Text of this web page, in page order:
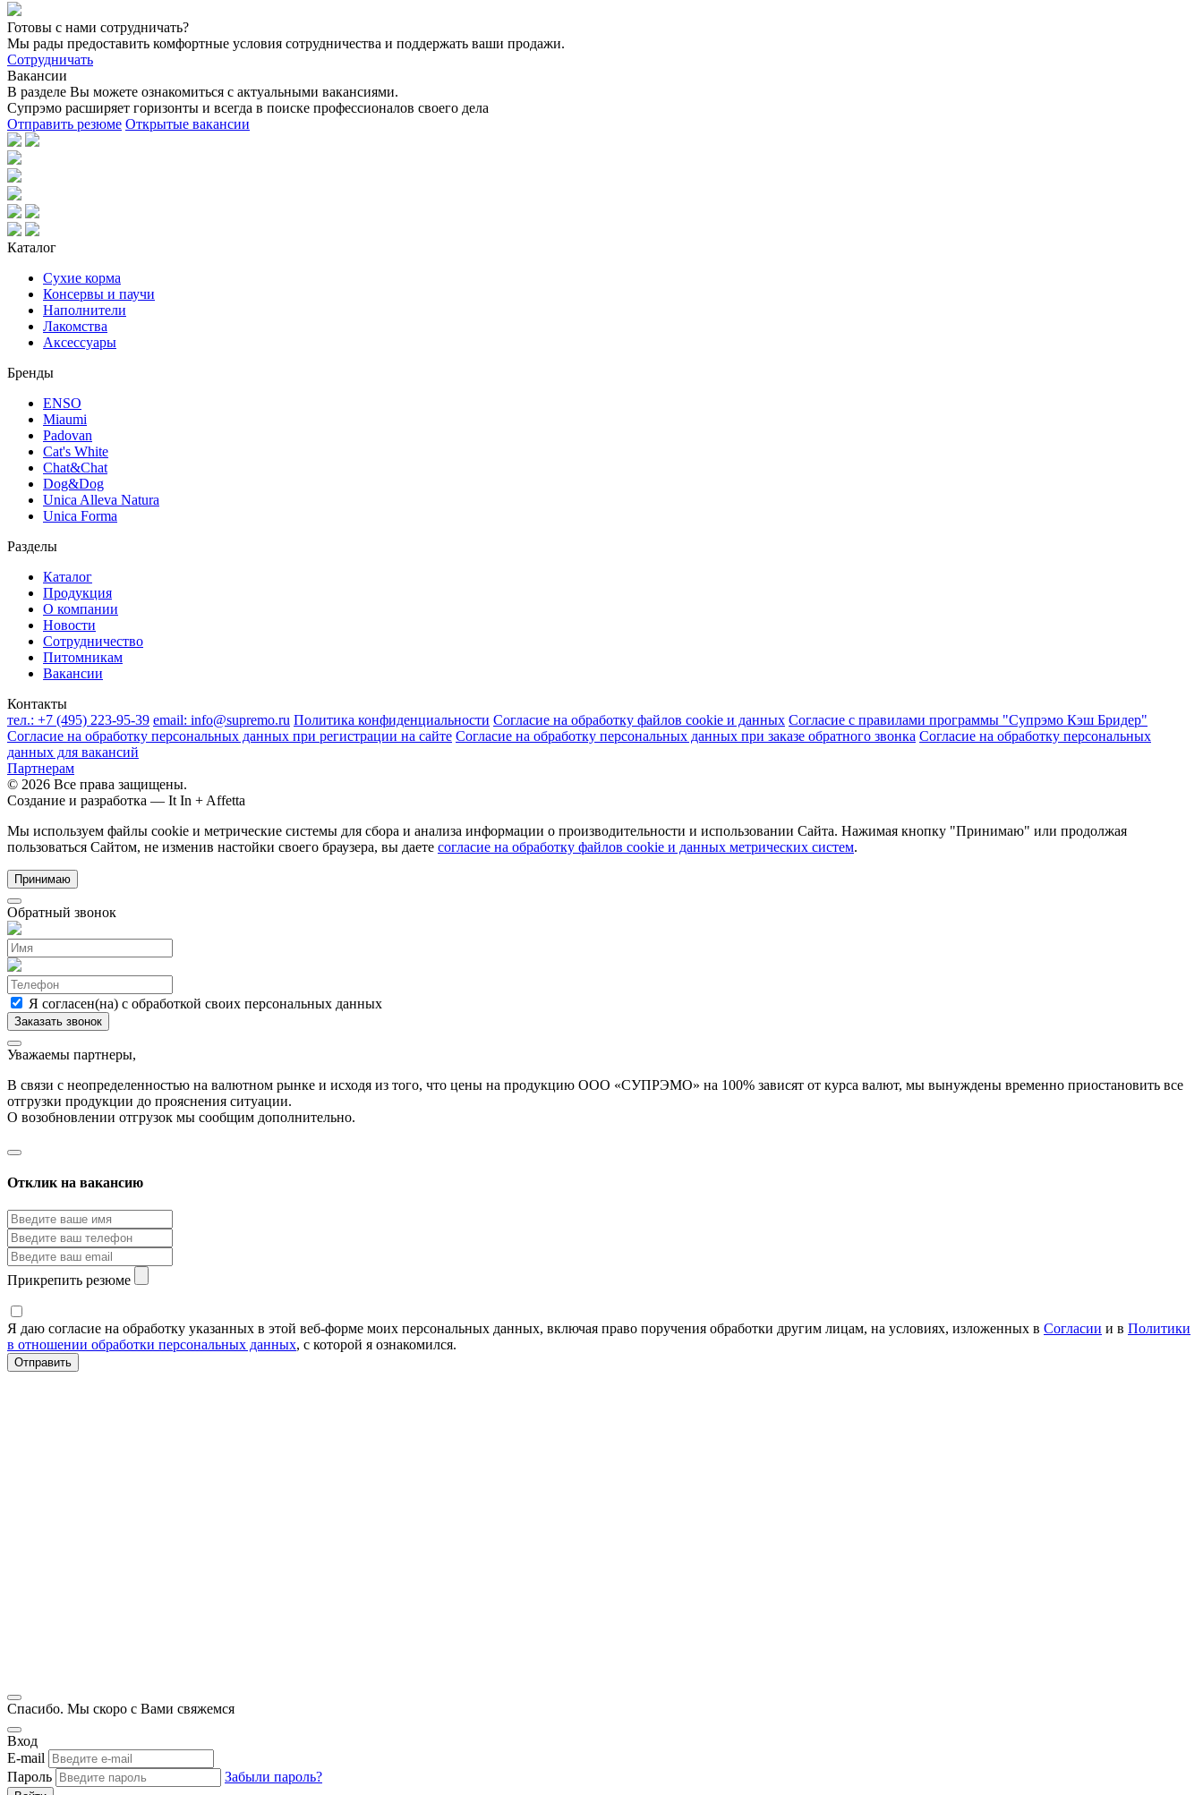
Готовы с нами сотрудничать?
Мы рады предоставить комфортные условия сотрудничества и поддержать ваши продажи.
Сотрудничать
Вакансии
В разделе Вы можете ознакомиться с актуальными вакансиями.
Супрэмо расширяет горизонты и всегда в поиске профессионалов своего дела
Отправить резюме Открытые вакансии
Каталог
Сухие корма
Консервы и паучи
Наполнители
Лакомства
Аксессуары
Бренды
ENSO
Miaumi
Padovan
Cat's White
Chat&Chat
Dog&Dog
Unica Alleva Natura
Unica Forma
Разделы
Каталог
Продукция
О компании
Новости
Сотрудничество
Питомникам
Вакансии
Контакты
тел.: +7 (495) 223-95-39 email: info@supremo.ru Политика конфиденциальности Согласие на обработку файлов cookie и данных Согласие с правилами программы "Супрэмо Кэш Бридер"
Согласие на обработку персональных данных при регистрации на сайте Согласие на обработку персональных данных при заказе обратного звонка Согласие на обработку персональных
данных для вакансий
Партнерам
© 2026 Все права защищены.
Создание и разработка — It In + Affetta
Мы используем файлы cookie и метрические системы для сбора и анализа информации о производительности и использовании Сайта. Нажимая кнопку "Принимаю" или продолжая
пользоваться Сайтом, не изменив настойки своего браузера, вы даете согласие на обработку файлов cookie и данных метрических систем.
Принимаю
Обратный звонок
Я согласен(на) с обработкой своих персональных данных
Уважаемы партнеры,
В связи с неопределенностью на валютном рынке и исходя из того, что цены на продукцию ООО «СУПРЭМО» на 100% зависят от курса валют, мы вынуждены временно приостановить все
отгрузки продукции до прояснения ситуации.
О возобновлении отгрузок мы сообщим дополнительно.
Отклик на вакансию
Прикрепить резюме
Я даю согласие на обработку указанных в этой веб-форме моих персональных данных, включая право поручения обработки другим лицам, на условиях, изложенных в Согласии и в Политики
в отношении обработки персональных данных, с которой я ознакомился.
Спасибо. Мы скоро с Вами свяжемся
Вход
E-mail
Пароль
Забыли пароль?